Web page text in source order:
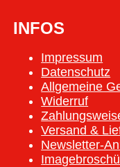
INFOS
Impressum
Datenschutz
Allgemeine
Widerruf
Versand &
Newsletter-